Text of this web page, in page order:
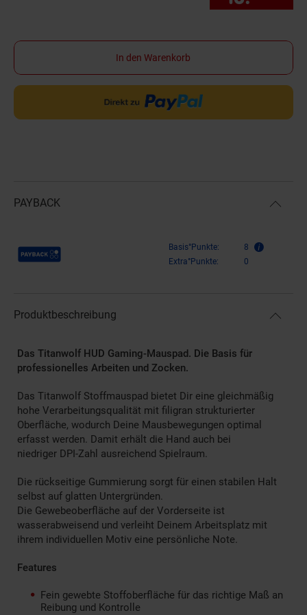
In den Warenkorb
PAYBACK
Payback Punkte Basis°Punkte:
8
Extra°Punkte:
0
Produktbeschreibung
Das Titanwolf HUD Gaming-Mauspad. Die Basis für
professionelles Arbeiten und Zocken.
Das Titanwolf Stoffmauspad bietet Dir eine gleichmäßig
hohe Verarbeitungsqualität mit filigran strukturierter
Oberfläche, wodurch Deine Mausbewegungen optimal
erfasst werden. Damit erhält die Hand auch bei
niedriger DPI-Zahl ausreichend Spielraum.
Die rückseitige Gummierung sorgt für einen stabilen Halt
selbst auf glatten Untergründen.
Die Gewebeoberfläche auf der Vorderseite ist
wasserabweisend und verleiht Deinem Arbeitsplatz mit
ihrem individuellen Motiv eine persönliche Note.
Features
Fein gewebte Stoffoberfläche für das richtige Maß an
Reibung und Kontrolle